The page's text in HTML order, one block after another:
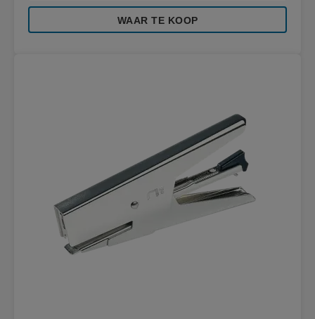
WAAR TE KOOP